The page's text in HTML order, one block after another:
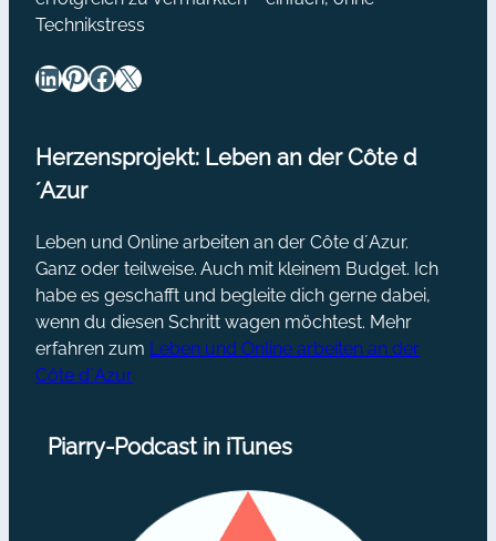
Technikstress
LinkedIn Pinterest Facebook X
Herzensprojekt: Leben an der Côte d
´Azur
Leben und Online arbeiten an der Côte d´Azur.
Ganz oder teilweise. Auch mit kleinem Budget. Ich
habe es geschafft und begleite dich gerne dabei,
wenn du diesen Schritt wagen möchtest. Mehr
erfahren zum Leben und Online arbeiten an der
Côte d´Azur
Piarry-Podcast in iTunes